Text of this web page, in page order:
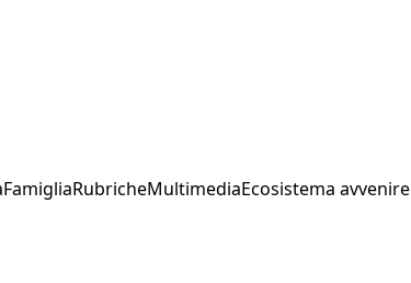
FamigliaRubricheMultimediaEcosistema avvenire